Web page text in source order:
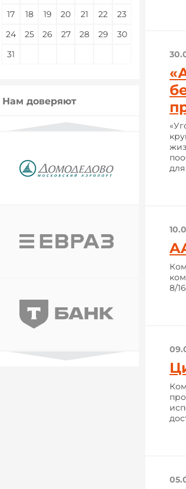
17
18 19 20 21 22
23
24
25 26 27 28 29
30
31
Нам доверяют
8/